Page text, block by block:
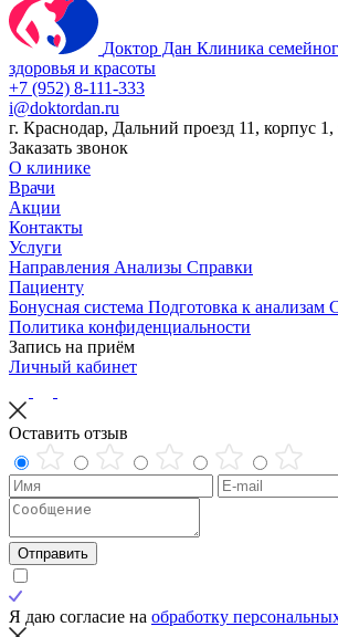
Доктор Дан Клиника
здоровья и красоты
+7 (952) 8-111-333
i@doktordan.ru
г. Краснодар, Дальний проезд 11, корпус 1,
Заказать звонок
О клинике
Врачи
Акции
Контакты
Услуги
Направления Анализы Справки
Пациенту
Бонусная система Подготовка к анализам
Политика конфиденциальности
Запись на приём
Личный кабинет
Оставить отзыв
Отправить
Я даю согласие на обработку